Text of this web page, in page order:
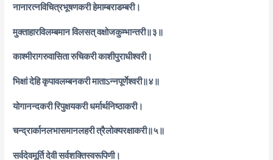
नानारत्नविचित्रभूषणकरी हेमाम्बराडम्बरी।
मुक्ताहारविलम्बमान विलसत् वक्षोजकुम्भान्तरी॥३॥
काश्मीरागरुवासिता रुचिकरी काशीपुराधीश्वरी।
भिक्षां देहि कृपावलम्बनकरी माताऽन्नपूर्णेश्वरी॥४॥
योगानन्दकरी रिपुक्षयकरी धर्मार्थनिष्ठाकरी।
चन्द्रार्कानलभासमानलहरी त्रैलोक्यरक्षाकरी॥५॥
सर्वदेवमूर्ति देवी सर्वशक्तिस्वरूपिणी।